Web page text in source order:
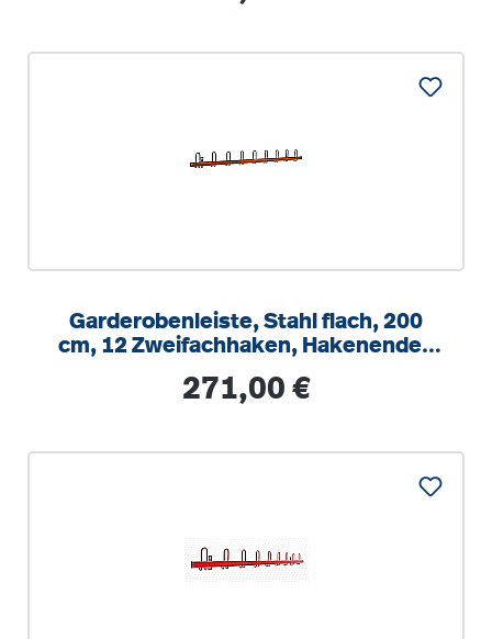
Garderobenleiste, Stahl flach, 200
cm, 12 Zweifachhaken, Hakenenden
Regulärer Preis:
271,00 €